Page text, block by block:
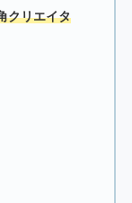
クリエイタ